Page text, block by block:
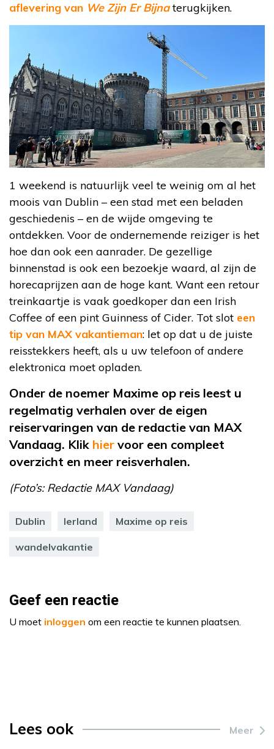
aflevering van We Zijn Er Bijnaterugkijken.
1 weekend is natuurlijk veel te weinig om al het
moois van Dublin – een stad met een beladen
geschiedenis – en de wijde omgeving te
ontdekken. Voor de ondernemende reiziger is het
hoe dan ook een aanrader. De gezellige
binnenstad is ook een bezoekje waard, al zijn de
horecaprijzen aan de hoge kant. Want een retour
treinkaartje is vaak goedkoper dan een Irish
Coffee of een pint Guinness of Cider. Tot slot een
tip van MAX vakantieman: let op dat u de juiste
reisstekkers heeft, als u uw telefoon of andere
elektronica moet opladen.
Onder de noemer Maxime op reis leest u
regelmatig verhalen over de eigen
reiservaringen van de redactie van MAX
Vandaag. Klik hier voor een compleet
overzicht en meer reisverhalen.
(Foto’s: Redactie MAX Vandaag)
Dublin Ierland Maxime op reis
wandelvakantie
Geef een reactie
U moet inloggen om een reactie te kunnen plaatsen.
Lees ook Meer